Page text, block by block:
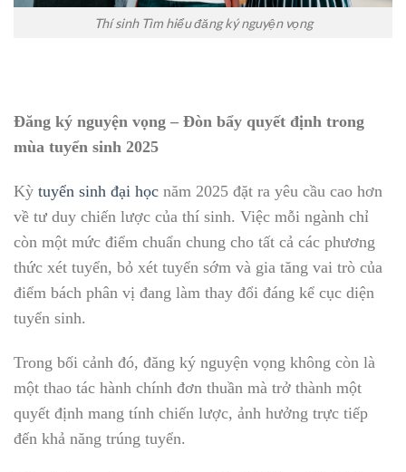
Thí sinh Tìm hiểu đăng ký nguyện vọng
Đăng ký nguyện vọng – Đòn bẩy quyết định trong
mùa tuyển sinh 2025
Kỳ tuyển sinh đại học năm 2025 đặt ra yêu cầu cao hơn
về tư duy chiến lược của thí sinh. Việc mỗi ngành chỉ
còn một mức điểm chuẩn chung cho tất cả các phương
thức xét tuyển, bỏ xét tuyển sớm và gia tăng vai trò của
điểm bách phân vị đang làm thay đổi đáng kể cục diện
tuyển sinh.
Trong bối cảnh đó, đăng ký nguyện vọng không còn là
một thao tác hành chính đơn thuần mà trở thành một
quyết định mang tính chiến lược, ảnh hưởng trực tiếp
đến khả năng trúng tuyển.